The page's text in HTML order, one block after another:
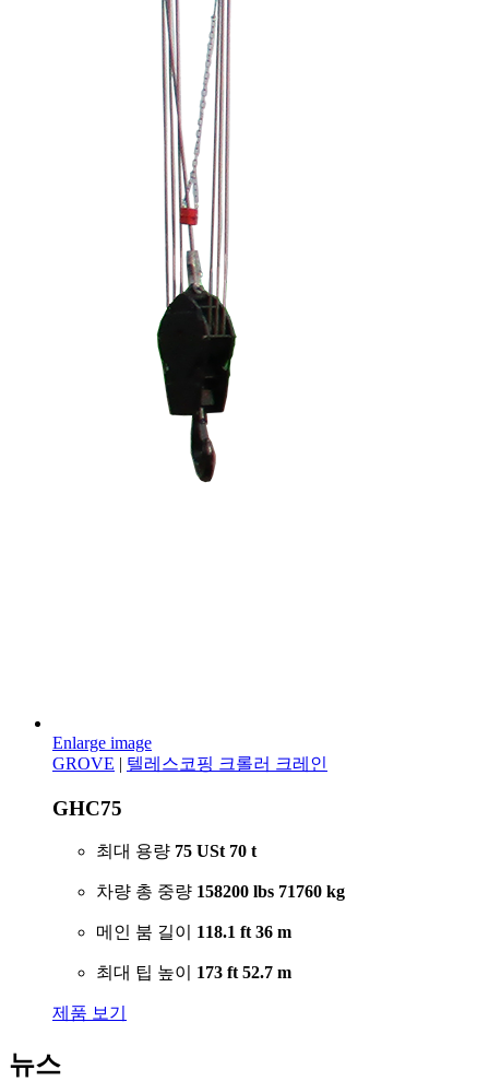
Enlarge image
GROVE | 텔레스코핑 크롤러 크레인
GHC75
최대 용량 75 USt 70 t
차량 총 중량 158200 lbs 71760 kg
메인 붐 길이 118.1 ft 36 m
최대 팁 높이 173 ft 52.7 m
제품 보기
뉴스